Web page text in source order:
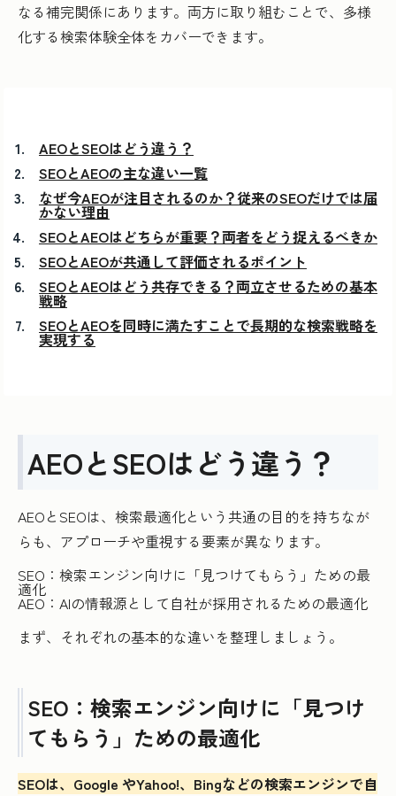
なる補完関係にあります。両方に取り組むことで、多様
化する検索体験全体をカバーできます。
AEOとSEOはどう違う？
SEOとAEOの主な違い一覧
なぜ今AEOが注目されるのか？従来のSEOだけでは届
かない理由
SEOとAEOはどちらが重要？両者をどう捉えるべきか
SEOとAEOが共通して評価されるポイント
SEOとAEOはどう共存できる？両立させるための基本
戦略
SEOとAEOを同時に満たすことで長期的な検索戦略を
実現する
AEOとSEOはどう違う？
AEOとSEOは、検索最適化という共通の目的を持ちなが
らも、アプローチや重視する要素が異なります。
SEO：検索エンジン向けに「見つけてもらう」ための最
適化
AEO：AIの情報源として自社が採用されるための最適化
まず、それぞれの基本的な違いを整理しましょう。
SEO：検索エンジン向けに「見つけ
てもらう」ための最適化
SEOは、Google やYahoo!、Bingなどの検索エンジンで自